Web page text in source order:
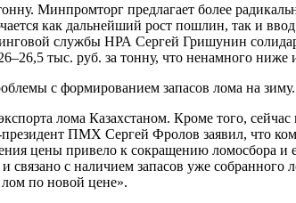
Минпромторг предлагает более
как дальнейший рост пошлин, так и
службы НРА Сергей Гришунин
тыс. руб. за тонну, что ненамного
с формированием запасов лома на зиму.
лома Казахстаном. Кроме того,
президент ПМХ Сергей Фролов заявил, что
цены привело к сокращению ломосбора и
связано с наличием запасов уже
лом по новой цене».